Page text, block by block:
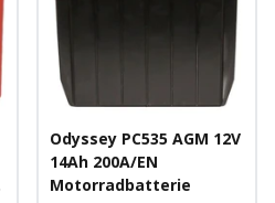
Odyssey PC535 AGM 12V
14Ah 200A/EN
Motorradbatterie